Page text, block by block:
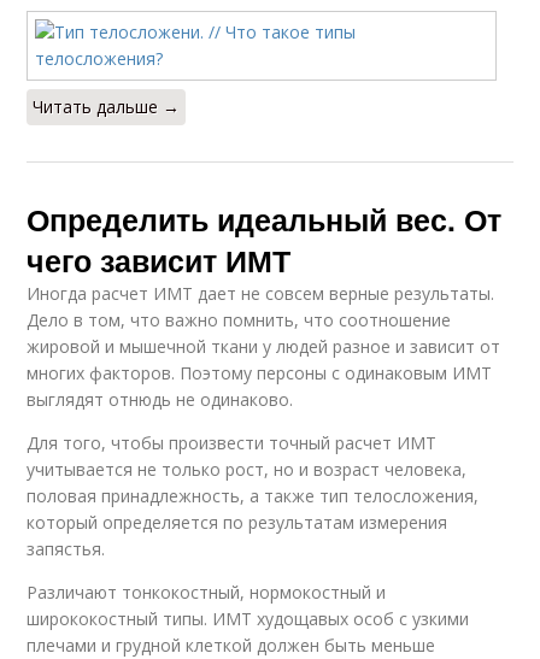
Читать дальше →
Определить идеальный вес. От
чего зависит ИМТ
Иногда расчет ИМТ дает не совсем верные результаты.
Дело в том, что важно помнить, что соотношение
жировой и мышечной ткани у людей разное и зависит от
многих факторов. Поэтому персоны с одинаковым ИМТ
выглядят отнюдь не одинаково.
Для того, чтобы произвести точный расчет ИМТ
учитывается не только рост, но и возраст человека,
половая принадлежность, а также тип телосложения,
который определяется по результатам измерения
запястья.
Различают тонкокостный, нормокостный и
ширококостный типы. ИМТ худощавых особ с узкими
плечами и грудной клеткой должен быть меньше